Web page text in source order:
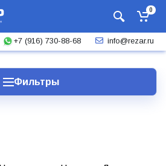
0
+7 (916) 730-88-68 info@rezar.ru
Фильтры